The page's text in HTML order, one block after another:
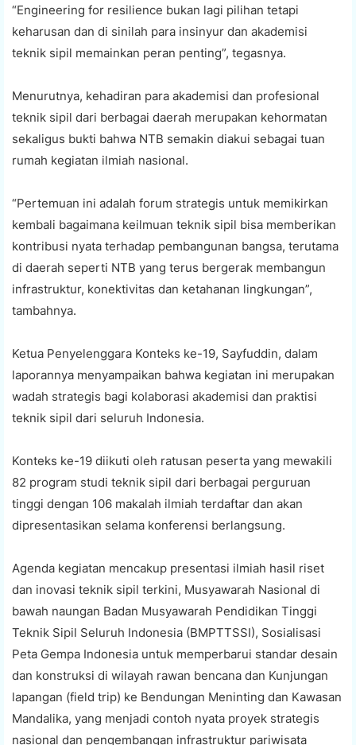
“Engineering for resilience bukan lagi pilihan tetapi
keharusan dan di sinilah para insinyur dan akademisi
teknik sipil memainkan peran penting”, tegasnya.
Menurutnya, kehadiran para akademisi dan profesional
teknik sipil dari berbagai daerah merupakan kehormatan
sekaligus bukti bahwa NTB semakin diakui sebagai tuan
rumah kegiatan ilmiah nasional.
“Pertemuan ini adalah forum strategis untuk memikirkan
kembali bagaimana keilmuan teknik sipil bisa memberikan
kontribusi nyata terhadap pembangunan bangsa, terutama
di daerah seperti NTB yang terus bergerak membangun
infrastruktur, konektivitas dan ketahanan lingkungan”,
tambahnya.
Ketua Penyelenggara Konteks ke-19, Sayfuddin, dalam
laporannya menyampaikan bahwa kegiatan ini merupakan
wadah strategis bagi kolaborasi akademisi dan praktisi
teknik sipil dari seluruh Indonesia.
Konteks ke-19 diikuti oleh ratusan peserta yang mewakili
82 program studi teknik sipil dari berbagai perguruan
tinggi dengan 106 makalah ilmiah terdaftar dan akan
dipresentasikan selama konferensi berlangsung.
Agenda kegiatan mencakup presentasi ilmiah hasil riset
dan inovasi teknik sipil terkini, Musyawarah Nasional di
bawah naungan Badan Musyawarah Pendidikan Tinggi
Teknik Sipil Seluruh Indonesia (BMPTTSSI), Sosialisasi
Peta Gempa Indonesia untuk memperbarui standar desain
dan konstruksi di wilayah rawan bencana dan Kunjungan
lapangan (field trip) ke Bendungan Meninting dan Kawasan
Mandalika, yang menjadi contoh nyata proyek strategis
nasional dan pengembangan infrastruktur pariwisata